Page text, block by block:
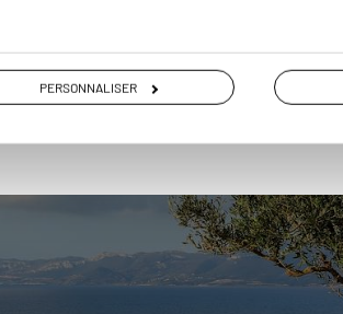
PERSONNALISER